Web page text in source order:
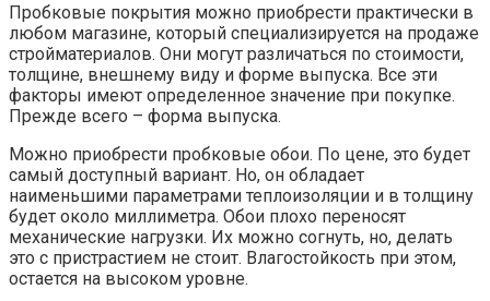
Пробковые покрытия можно приобрести практически в
любом магазине, который специализируется на продаже
стройматериалов. Они могут различаться по стоимости,
толщине, внешнему виду и форме выпуска. Все эти
факторы имеют определенное значение при покупке.
Прежде всего – форма выпуска.
Можно приобрести пробковые обои. По цене, это будет
самый доступный вариант. Но, он обладает
наименьшими параметрами теплоизоляции и в толщину
будет около миллиметра. Обои плохо переносят
механические нагрузки. Их можно согнуть, но, делать
это с пристрастием не стоит. Влагостойкость при этом,
остается на высоком уровне.